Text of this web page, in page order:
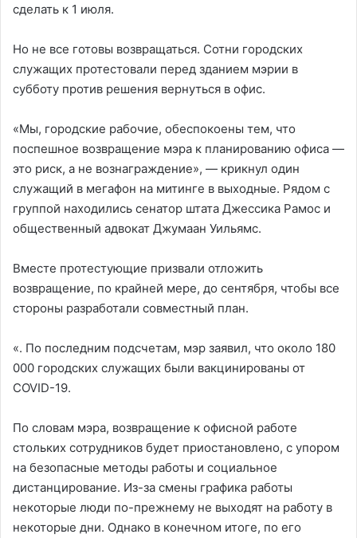
сделать к 1 июля.
Но не все готовы возвращаться. Сотни городских
служащих протестовали перед зданием мэрии в
субботу против решения вернуться в офис.
«Мы, городские рабочие, обеспокоены тем, что
поспешное возвращение мэра к планированию офиса —
это риск, а не вознаграждение», — крикнул один
служащий в мегафон на митинге в выходные. Рядом с
группой находились сенатор штата Джессика Рамос и
общественный адвокат Джумаан Уильямс.
Вместе протестующие призвали отложить
возвращение, по крайней мере, до сентября, чтобы все
стороны разработали совместный план.
«. По последним подсчетам, мэр заявил, что около 180
000 городских служащих были вакцинированы от
COVID-19.
По словам мэра, возвращение к офисной работе
стольких сотрудников будет приостановлено, с упором
на безопасные методы работы и социальное
дистанцирование. Из-за смены графика работы
некоторые люди по-прежнему не выходят на работу в
некоторые дни. Однако в конечном итоге, по его